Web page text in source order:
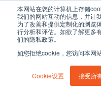
本网站在您的计算机上存储
我们的网站互动的信息，并让
为了改善和提供定制化的浏览
行分析和评估。如欲了解更多
们的隐私政策。
如您拒绝cookie，您访问本网
Cookie设置 接受所
耐久性-1 分钟阅读-
为PBI®